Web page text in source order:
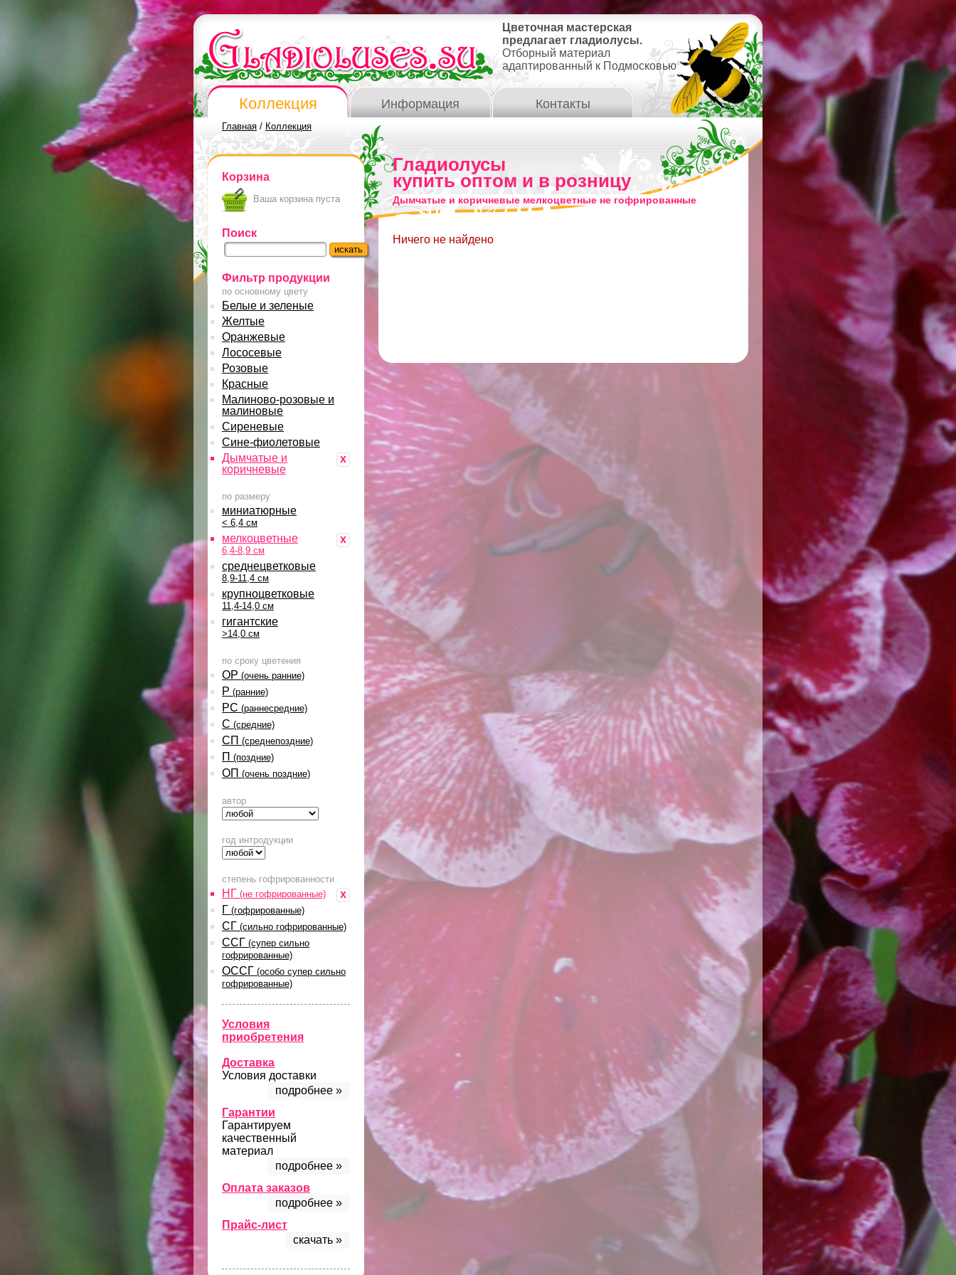
Цветочная мастерская
предлагает гладиолусы.
Отборный материал
адаптированный к Подмосковью
Коллекция Информация Контакты
Главная / Коллекция
Корзина
Ваша корзина пуста
Поиск
Фильтр продукции
по основному цвету
Белые и зеленые
Желтые
Оранжевые
Лососевые
Розовые
Красные
Малиново-розовые и
малиновые
Сиреневые
Сине-фиолетовые
x
Дымчатые и
коричневые
по размеру
миниатюрные
< 6,4 см
x
мелкоцветные
6,4-8,9 см
среднецветковые
8,9-11,4 см
крупноцветковые
11,4-14,0 см
гигантские
>14,0 см
по сроку цветения
ОР (очень ранние)
Р (ранние)
РС (раннесредние)
С (средние)
СП (среднепоздние)
П (поздние)
ОП (очень поздние)
автор
год интродукции
степень гофрированности
x
НГ (не гофрированные)
Г (гофрированные)
СГ (сильно гофрированные)
ССГ (супер сильно
гофрированные)
ОССГ (особо супер сильно
гофрированные)
Условия
приобретения
Доставка
Условия доставки
подробнее »
Гарантии
Гарантируем
качественный
материал
подробнее »
Оплата заказов
подробнее »
Прайс-лист
скачать »
Гладиолусы
купить оптом и в розницу
Дымчатые и коричневые мелкоцветные не гофрированные
Ничего не найдено